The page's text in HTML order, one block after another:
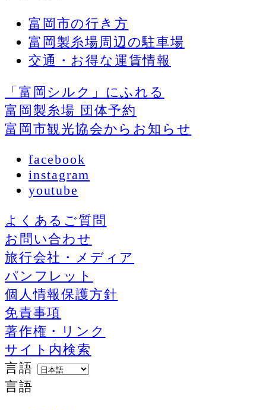
富岡市の行き方
富岡製糸場周辺の駐車場
交通・お得な運賃情報
「富岡シルク」にふれる
富岡製糸場 団体予約
富岡市観光協会からお知らせ
facebook
instagram
youtube
よくあるご質問
お問い合わせ
旅行会社・メディア
パンフレット
個人情報保護方針
免責事項
著作権・リンク
サイト内検索
言語
言語